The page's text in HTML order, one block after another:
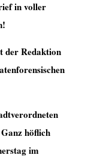
in voller
der Redaktion
höflich
im